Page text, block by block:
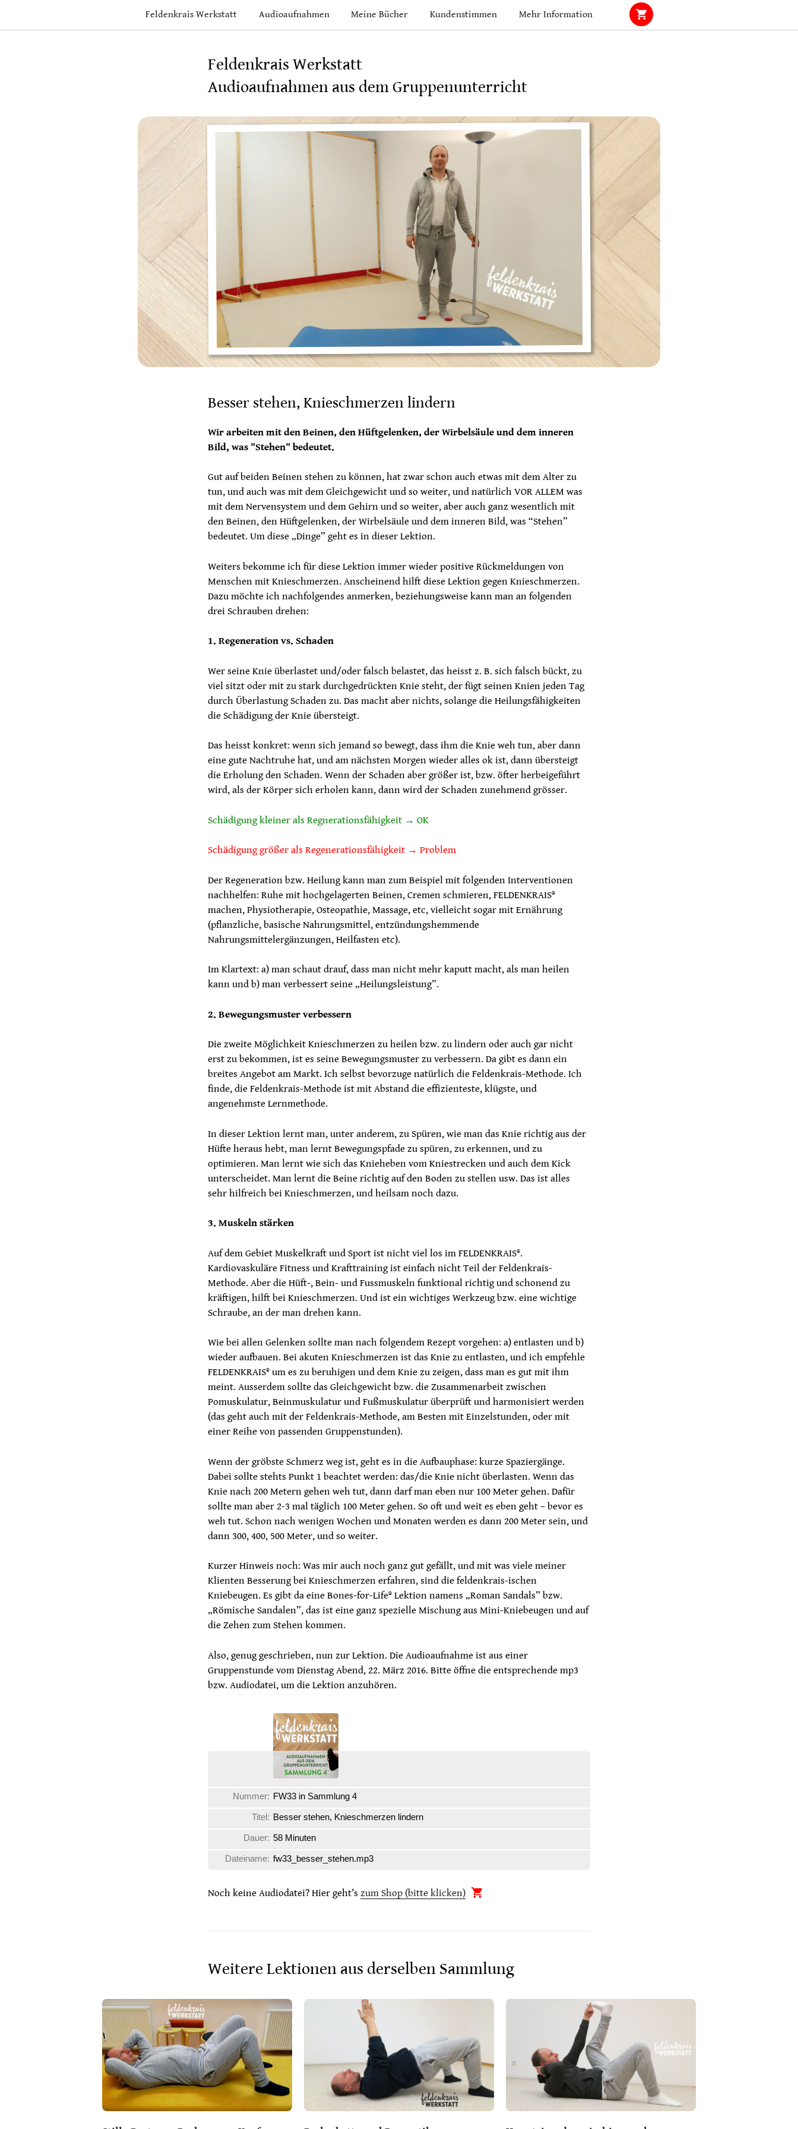
Feldenkrais Werkstatt Audioaufnahmen Meine Bücher Kundenstimmen Mehr Information
Feldenkrais Werkstatt
Audioaufnahmen aus dem Gruppenunterricht
Besser stehen, Knieschmerzen lindern
Wir arbeiten mit den Beinen, den Hüftgelenken, der Wirbelsäule und dem inneren
Bild, was "Stehen" bedeutet.
Gut auf beiden Beinen stehen zu können, hat zwar schon auch etwas mit dem Alter zu
tun, und auch was mit dem Gleichgewicht und so weiter, und natürlich VOR ALLEM was
mit dem Nervensystem und dem Gehirn und so weiter, aber auch ganz wesentlich mit
den Beinen, den Hüftgelenken, der Wirbelsäule und dem inneren Bild, was “Stehen”
bedeutet. Um diese „Dinge” geht es in dieser Lektion.
Weiters bekomme ich für diese Lektion immer wieder positive Rückmeldungen von
Menschen mit Knieschmerzen. Anscheinend hilft diese Lektion gegen Knieschmerzen.
Dazu möchte ich nachfolgendes anmerken, beziehungsweise kann man an folgenden
drei Schrauben drehen:
1. Regeneration vs. Schaden
Wer seine Knie überlastet und/oder falsch belastet, das heisst z. B. sich falsch bückt, zu
viel sitzt oder mit zu stark durchgedrückten Knie steht, der fügt seinen Knien jeden Tag
durch Überlastung Schaden zu. Das macht aber nichts, solange die Heilungsfähigkeiten
die Schädigung der Knie übersteigt.
Das heisst konkret: wenn sich jemand so bewegt, dass ihm die Knie weh tun, aber dann
eine gute Nachtruhe hat, und am nächsten Morgen wieder alles ok ist, dann übersteigt
die Erholung den Schaden. Wenn der Schaden aber größer ist, bzw. öfter herbeigeführt
wird, als der Körper sich erholen kann, dann wird der Schaden zunehmend grösser.
Schädigung kleiner als Regnerationsfähigkeit → OK
Schädigung größer als Regenerationsfähigkeit → Problem
Der Regeneration bzw. Heilung kann man zum Beispiel mit folgenden Interventionen
nachhelfen: Ruhe mit hochgelagerten Beinen, Cremen schmieren, FELDENKRAIS®
machen, Physiotherapie, Osteopathie, Massage, etc, vielleicht sogar mit Ernährung
(pflanzliche, basische Nahrungsmittel, entzündungshemmende
Nahrungsmittelergänzungen, Heilfasten etc).
Im Klartext: a) man schaut drauf, dass man nicht mehr kaputt macht, als man heilen
kann und b) man verbessert seine „Heilungsleistung”.
2. Bewegungsmuster verbessern
Die zweite Möglichkeit Knieschmerzen zu heilen bzw. zu lindern oder auch gar nicht
erst zu bekommen, ist es seine Bewegungsmuster zu verbessern. Da gibt es dann ein
breites Angebot am Markt. Ich selbst bevorzuge natürlich die Feldenkrais-Methode. Ich
finde, die Feldenkrais-Methode ist mit Abstand die effizienteste, klügste, und
angenehmste Lernmethode.
In dieser Lektion lernt man, unter anderem, zu Spüren, wie man das Knie richtig aus der
Hüfte heraus hebt, man lernt Bewegungspfade zu spüren, zu erkennen, und zu
optimieren. Man lernt wie sich das Knieheben vom Kniestrecken und auch dem Kick
unterscheidet. Man lernt die Beine richtig auf den Boden zu stellen usw. Das ist alles
sehr hilfreich bei Knieschmerzen, und heilsam noch dazu.
3. Muskeln stärken
Auf dem Gebiet Muskelkraft und Sport ist nicht viel los im FELDENKRAIS®.
Kardiovaskuläre Fitness und Krafttraining ist einfach nicht Teil der Feldenkrais-
Methode. Aber die Hüft-, Bein- und Fussmuskeln funktional richtig und schonend zu
kräftigen, hilft bei Knieschmerzen. Und ist ein wichtiges Werkzeug bzw. eine wichtige
Schraube, an der man drehen kann.
Wie bei allen Gelenken sollte man nach folgendem Rezept vorgehen: a) entlasten und b)
wieder aufbauen. Bei akuten Knieschmerzen ist das Knie zu entlasten, und ich empfehle
FELDENKRAIS® um es zu beruhigen und dem Knie zu zeigen, dass man es gut mit ihm
meint. Ausserdem sollte das Gleichgewicht bzw. die Zusammenarbeit zwischen
Pomuskulatur, Beinmuskulatur und Fußmuskulatur überprüft und harmonisiert werden
(das geht auch mit der Feldenkrais-Methode, am Besten mit Einzelstunden, oder mit
einer Reihe von passenden Gruppenstunden).
Wenn der gröbste Schmerz weg ist, geht es in die Aufbauphase: kurze Spaziergänge.
Dabei sollte stehts Punkt 1 beachtet werden: das/die Knie nicht überlasten. Wenn das
Knie nach 200 Metern gehen weh tut, dann darf man eben nur 100 Meter gehen. Dafür
sollte man aber 2-3 mal täglich 100 Meter gehen. So oft und weit es eben geht – bevor es
weh tut. Schon nach wenigen Wochen und Monaten werden es dann 200 Meter sein, und
dann 300, 400, 500 Meter, und so weiter.
Kurzer Hinweis noch: Was mir auch noch ganz gut gefällt, und mit was viele meiner
Klienten Besserung bei Knieschmerzen erfahren, sind die feldenkrais-ischen
Kniebeugen. Es gibt da eine Bones-for-Life® Lektion namens „Roman Sandals” bzw.
„Römische Sandalen”, das ist eine ganz spezielle Mischung aus Mini-Kniebeugen und auf
die Zehen zum Stehen kommen.
Also, genug geschrieben, nun zur Lektion. Die Audioaufnahme ist aus einer
Gruppenstunde vom Dienstag Abend, 22. März 2016. Bitte öffne die entsprechende mp3
bzw. Audiodatei, um die Lektion anzuhören.
Nummer: FW33 in Sammlung 4
Titel: Besser stehen, Knieschmerzen lindern
Dauer: 58 Minuten
Dateiname: fw33_besser_stehen.mp3
Noch keine Audiodatei? Hier geht’s zum Shop (bitte klicken)
Weitere Lektionen aus derselben Sammlung